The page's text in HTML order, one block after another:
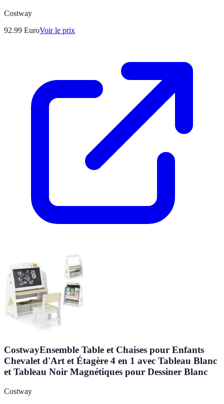
Costway
92.99 EuroVoir le prix
CostwayEnsemble Table et Chaises pour Enfants
Chevalet d'Art et Étagère 4 en 1 avec Tableau Blanc
et Tableau Noir Magnétiques pour Dessiner Blanc
Costway